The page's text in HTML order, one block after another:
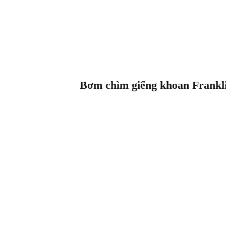
Bơm chìm giếng khoan